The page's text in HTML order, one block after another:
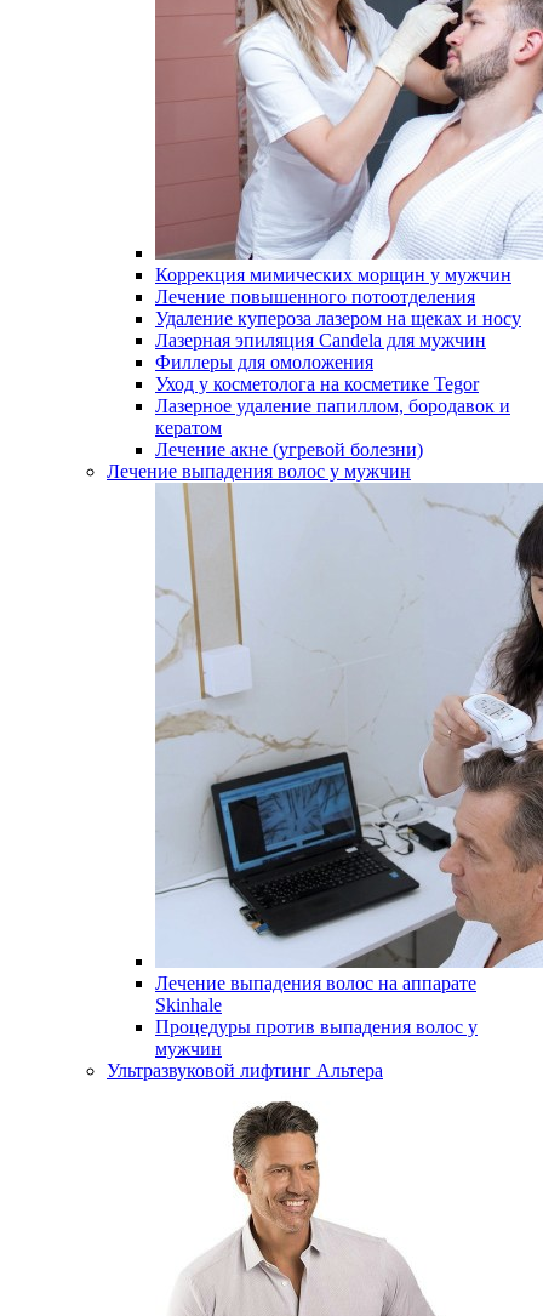
Коррекция мимических морщин у мужчин
Лечение повышенного потоотделения
Удаление купероза лазером на щеках и носу
Лазерная эпиляция Candela для мужчин
Филлеры для омоложения
Уход у косметолога на косметике Tegor
Лазерное удаление папиллом, бородавок и
кератом
Лечение акне (угревой болезни)
Лечение выпадения волос у мужчин
Лечение выпадения волос на аппарате
Skinhale
Процедуры против выпадения волос у
мужчин
Ультразвуковой лифтинг Альтера